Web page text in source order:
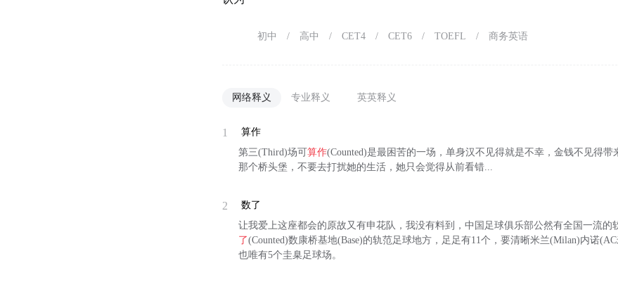
初中 / 高中 / CET4 / CET6 / TOEFL / 商务英语
网络释义 专业释义 英英释义
1
算作
第三(Third)场可算作(Counted)是最困苦的一场，单身汉不见得就是不幸，金钱不见得带
那个桥头堡，不要去打扰她的生活，她只会觉得从前看错...
2
数了
让我爱上这座都会的原故又有申花队，我没有料到，中国足球俱乐部公然有全国一流的
了(Counted)数康桥基地(Base)的轨范足球地方，足足有11个，要清晰米兰(Milan)内诺
也唯有5个圭臬足球场。